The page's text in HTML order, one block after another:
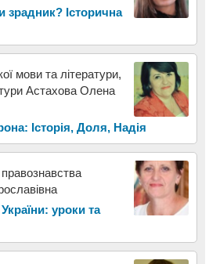
зрадник? Історична
мови та літератури,
Астахова Олена
Історія, Доля, Надія
правознавства
уроки та